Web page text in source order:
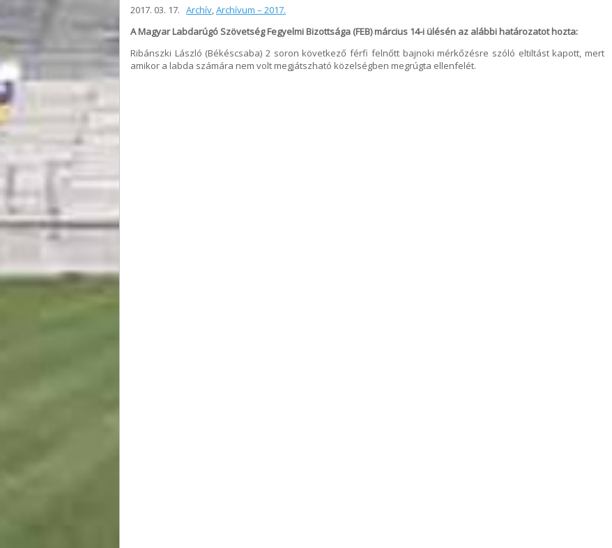
2017. 03. 17. Archív,Archívum – 2017.
A Magyar Labdarúgó Szövetség Fegyelmi Bizottsága (FEB) március 14-i ülésén az alábbi határozatot hozta:
Ribánszki László (Békéscsaba) 2 soron következő férfi felnőtt bajnoki mérkőzésre szóló eltiltást kapott, mert
amikor a labda számára nem volt megjátszható közelségben megrúgta ellenfelét.